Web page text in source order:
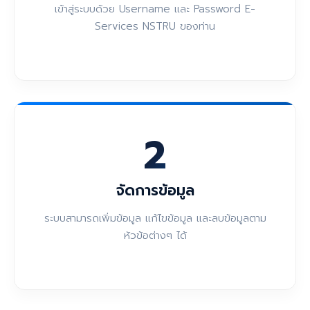
เข้าสู่ระบบด้วย Username และ Password E-
Services NSTRU ของท่าน
2
จัดการข้อมูล
ระบบสามารถเพิ่มข้อมูล แก้ไขข้อมูล และลบข้อมูลตาม
หัวข้อต่างๆ ได้